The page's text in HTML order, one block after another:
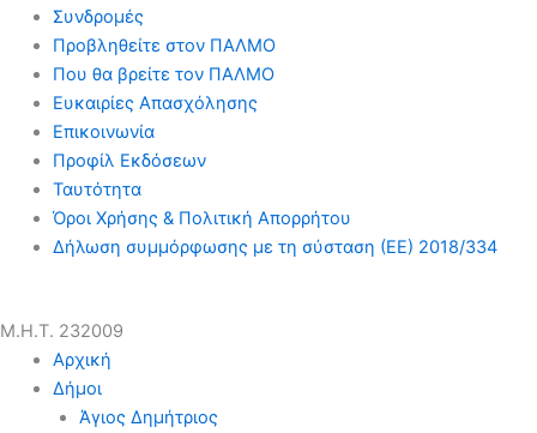
Συνδρομές
Προβληθείτε στον ΠΑΛΜΟ
Που θα βρείτε τον ΠΑΛΜΟ
Ευκαιρίες Απασχόλησης
Επικοινωνία
Προφίλ Εκδόσεων
Ταυτότητα
Όροι Χρήσης & Πολιτική Απορρήτου
Δήλωση συμμόρφωσης με τη σύσταση (ΕΕ) 2018/334
Μ.Η.Τ. 232009
Αρχική
Δήμοι
Άγιος Δημήτριος